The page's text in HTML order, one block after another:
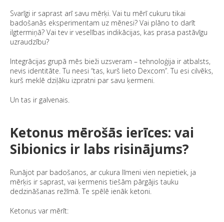
Svarīgi ir saprast arī savu mērķi. Vai tu mērī cukuru tikai
badošanās eksperimentam uz mēnesi? Vai plāno to darīt
ilgtermiņā? Vai tev ir veselības indikācijas, kas prasa pastāvīgu
uzraudzību?
Integrācijas grupā mēs bieži uzsveram – tehnoloģija ir atbalsts,
nevis identitāte. Tu neesi “tas, kurš lieto Dexcom”. Tu esi cilvēks,
kurš meklē dziļāku izpratni par savu ķermeni.
Un tas ir galvenais.
Ketonus mērošās ierīces: vai
Sibionics ir labs risinājums?
Runājot par badošanos, ar cukura līmeni vien nepietiek, ja
mērķis ir saprast, vai ķermenis tiešām pārgājis tauku
dedzināšanas režīmā. Te spēlē ienāk ketoni.
Ketonus var mērīt: